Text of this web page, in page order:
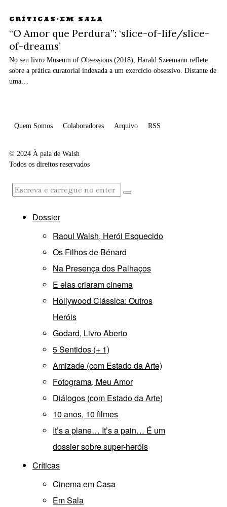
CRÍTICAS · EM SALA
“O Amor que Perdura”: ‘slice-of-life/slice-
of-dreams’
No seu livro Museum of Obsessions (2018), Harald Szeemann reflete
sobre a prática curatorial indexada a um exercício obsessivo. Distante de
uma…
Quem Somos Colaboradores Arquivo RSS
© 2024 À pala de Walsh
Todos os direitos reservados
Dossier
Raoul Walsh, Herói Esquecido
Os Filhos de Bénard
Na Presença dos Palhaços
E elas criaram cinema
Hollywood Clássica: Outros
Heróis
Godard, Livro Aberto
5 Sentidos (+ 1)
Amizade (com Estado da Arte)
Fotograma, Meu Amor
Diálogos (com Estado da Arte)
10 anos, 10 filmes
It’s a plane… It’s a pain… É um
dossier sobre super-heróis
Críticas
Cinema em Casa
Em Sala